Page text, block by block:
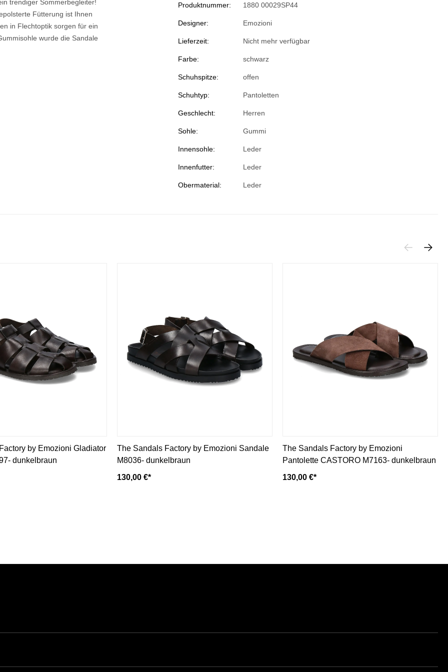
trendiger Sommerbegleiter!
Fütterung ist Ihnen
in Flechtoptik sorgen für ein
wurde die Sandale
Produktnummer: 1880 00029SP44
Designer: Emozioni
Lieferzeit: Nicht mehr verfügbar
Farbe: schwarz
Schuhspitze: offen
Schuhtyp: Pantoletten
Geschlecht: Herren
Sohle: Gummi
Innensohle: Leder
Innenfutter: Leder
Obermaterial: Leder
by Emozioni Gladiator
dunkelbraun
The Sandals Factory by Emozioni Sandale
M8036- dunkelbraun
130,00 €*
The Sandals Factory by Emozioni
Pantolette CASTORO M7163- dunkelbraun
130,00 €*